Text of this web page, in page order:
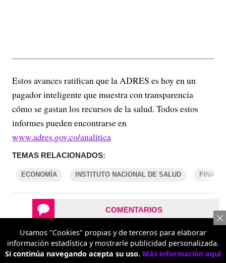
Estos avances ratifican que la ADRES es hoy en un
pagador inteligente que muestra con transparencia
cómo se gastan los recursos de la salud. Todos estos
informes pueden encontrarse en
www.adres.gov.co/analitica
TEMAS RELACIONADOS:
ECONOMÍA INSTITUTO NACIONAL DE SALUD
COMENTARIOS
REPORTAR UN ERROR
Usamos "Cookies" propias y de terceros para elaborar
información estadística y mostrarle publicidad personalizada.
Si continúa navegando acepta su uso. Más información aquí